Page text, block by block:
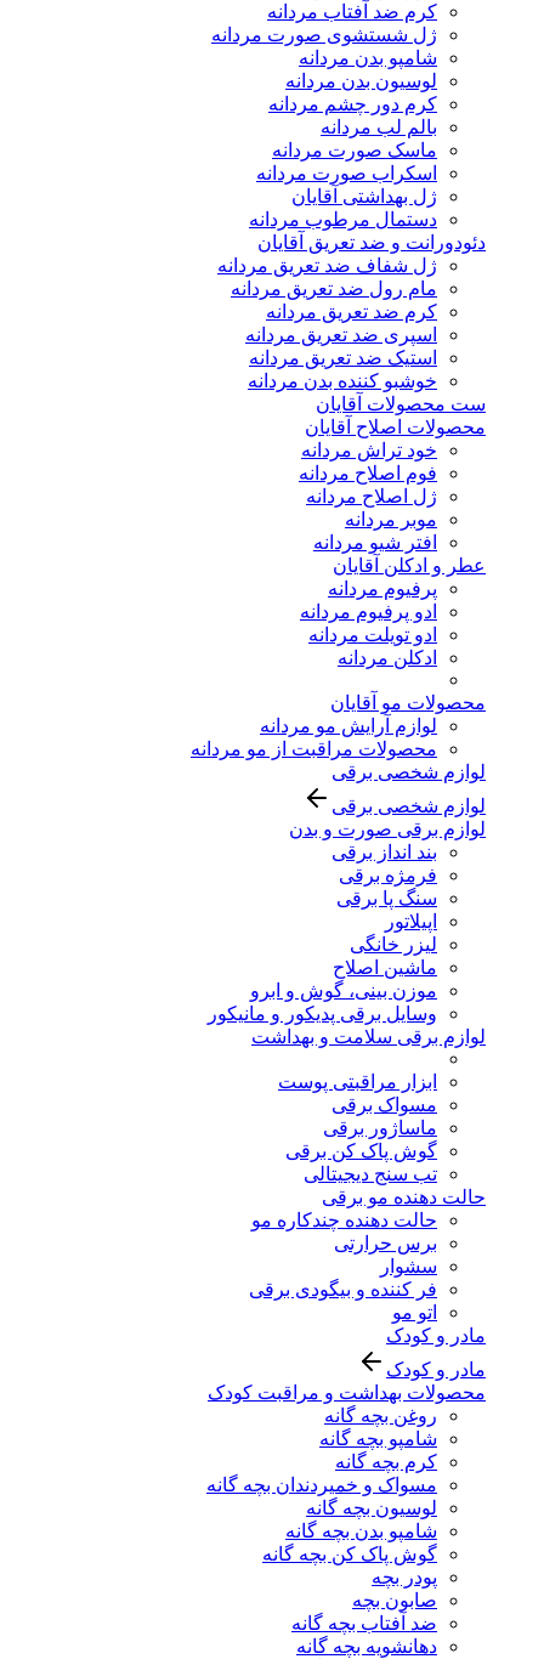
کرم ضد آفتاب مردانه
ژل شستشوی صورت مردانه
شامپو بدن مردانه
لوسیون بدن مردانه
کرم دور چشم مردانه
بالم لب مردانه
ماسک صورت مردانه
اسکراب صورت مردانه
ژل بهداشتی آقایان
دستمال مرطوب مردانه
دئودورانت و ضد تعریق آقایان
ژل شفاف ضد تعریق مردانه
مام رول ضد تعریق مردانه
کرم ضد تعریق مردانه
اسپری ضد تعریق مردانه
استیک ضد تعریق مردانه
خوشبو کننده بدن مردانه
ست محصولات آقایان
محصولات اصلاح آقایان
خود تراش مردانه
فوم اصلاح مردانه
ژل اصلاح مردانه
موبر مردانه
افتر شیو مردانه
عطر و ادکلن آقایان
پرفیوم مردانه
ادو پرفیوم مردانه
ادو تویلت مردانه
ادکلن مردانه
محصولات مو آقایان
لوازم آرایش مو مردانه
محصولات مراقبت از مو مردانه
لوازم شخصی برقی
لوازم شخصی برقی
لوازم برقی صورت و بدن
بند انداز برقی
فرمژه برقی
سنگ پا برقی
اپیلاتور
لیزر خانگی
ماشین اصلاح
موزن بینی، گوش و ابرو
وسایل برقی پدیکور و مانیکور
لوازم برقی سلامت و بهداشت
ابزار مراقبتی پوست
مسواک برقی
ماساژور برقی
گوش پاک کن برقی
تب سنج دیجیتالی
حالت دهنده مو برقی
حالت دهنده چندکاره مو
برس حرارتی
سشوار
فر کننده و بیگودی برقی
اتو مو
مادر و کودک
مادر و کودک
محصولات بهداشت و مراقبت کودک
روغن بچه گانه
شامپو بچه گانه
کرم بچه گانه
مسواک و خمیردندان بچه گانه
لوسیون بچه گانه
شامپو بدن بچه گانه
گوش پاک کن بچه گانه
پودر بچه
صابون بچه
ضد آفتاب بچه گانه
دهانشویه بچه گانه